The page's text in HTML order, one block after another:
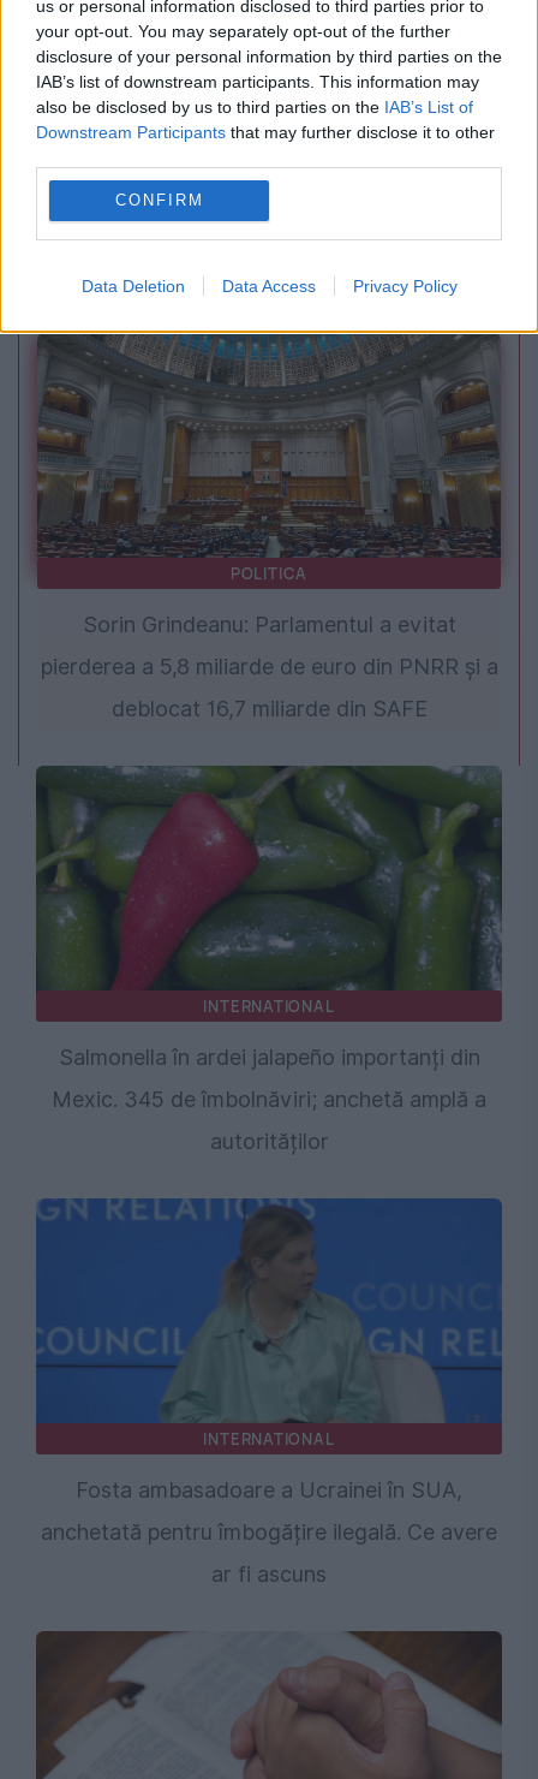
us or personal information disclosed to third parties prior to
your opt-out. You may separately opt-out of the further
disclosure of your personal information by third parties on the
IAB’s list of downstream participants. This information may
also be disclosed by us to third parties on the IAB’s List of
Downstream Participants that may further disclose it to other
CONFIRM
Data Deletion Data Access Privacy Policy
INTERNATIONAL
Donald Trump a vorbit, în premieră, despre
viitorul politic al partidului său. Ce le-a spus
donatorilor în Biroul Oval
POLITICA
Sorin Grindeanu: Parlamentul a evitat
pierderea a 5,8 miliarde de euro din PNRR și a
deblocat 16,7 miliarde din SAFE
INTERNATIONAL
Salmonella în ardei jalapeño importanți din
Mexic. 345 de îmbolnăviri; anchetă amplă a
autorităților
INTERNATIONAL
Fosta ambasadoare a Ucrainei în SUA,
anchetată pentru îmbogățire ilegală. Ce avere
ar fi ascuns